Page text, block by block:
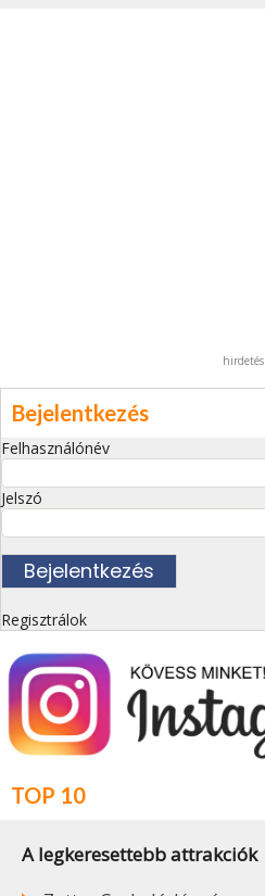
hirdetés
Bejelentkezés
Felhasználónév
Jelszó
Regisztrálok
TOP 10
A legkeresettebb attrakciók